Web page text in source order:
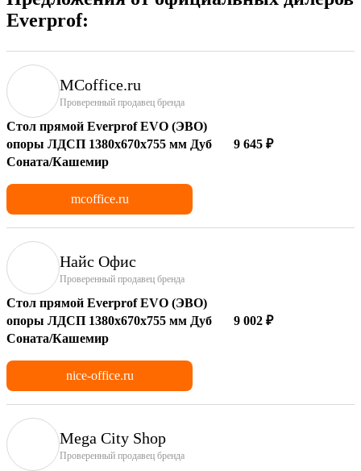
Everprof:
MCoffice.ru
Проверенный продавец бренда
Стол прямой Everprof EVO (ЭВО)
опоры ЛДСП 1380х670х755 мм Дуб
Соната/Кашемир
9 645 ₽
mcoffice.ru
Найс Офис
Проверенный продавец бренда
Стол прямой Everprof EVO (ЭВО)
опоры ЛДСП 1380х670х755 мм Дуб
Соната/Кашемир
9 002 ₽
nice-office.ru
Mega City Shop
Проверенный продавец бренда